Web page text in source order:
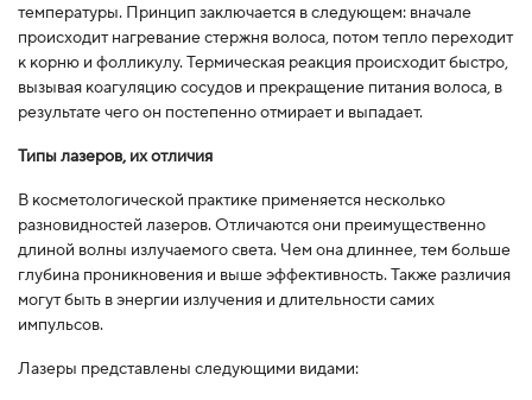
температуры. Принцип заключается в следующем: вначале
происходит нагревание стержня волоса, потом тепло переходит
к корню и фолликулу. Термическая реакция происходит быстро,
вызывая коагуляцию сосудов и прекращение питания волоса, в
результате чего он постепенно отмирает и выпадает.
Типы лазеров, их отличия
В косметологической практике применяется несколько
разновидностей лазеров. Отличаются они преимущественно
длиной волны излучаемого света. Чем она длиннее, тем больше
глубина проникновения и выше эффективность. Также различия
могут быть в энергии излучения и длительности самих
импульсов.
Лазеры представлены следующими видами: